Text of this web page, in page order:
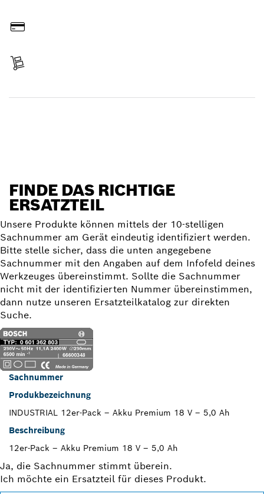
FINDE DAS RICHTIGE
ERSATZTEIL
Unsere Produkte können mittels der 10-stelligen
Sachnummer am Gerät eindeutig identifiziert werden.
Bitte stelle sicher, dass die unten angegebene
Sachnummer mit den Angaben auf dem Infofeld deines
Werkzeuges übereinstimmt. Sollte die Sachnummer
nicht mit der identifizierten Nummer übereinstimmen,
dann nutze unseren Ersatzteilkatalog zur direkten
Suche.
Sachnummer
Produkbezeichnung
INDUSTRIAL 12er-Pack – Akku Premium 18 V – 5,0 Ah
Beschreibung
12er-Pack – Akku Premium 18 V – 5,0 Ah
Ja, die Sachnummer stimmt überein.
Ich möchte ein Ersatzteil für dieses Produkt.